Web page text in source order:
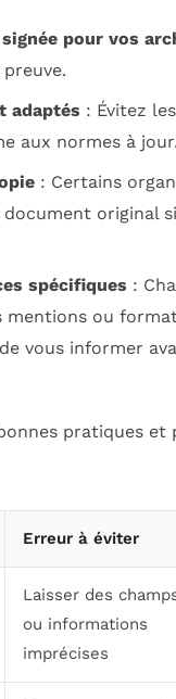
pour vos
adaptés : Évitez
aux normes à
: Certains
original
spécifiques :
mentions ou
vous informer
pratiques et
Erreur à éviter
Laisser des
ou informations
imprécises